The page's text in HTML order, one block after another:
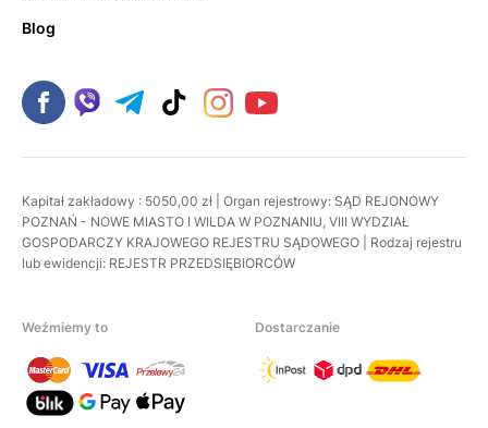
Blog
Kapitał zakładowy : 5050,00 zł | Organ rejestrowy: SĄD REJONOWY
POZNAŃ - NOWE MIASTO I WILDA W POZNANIU, VIII WYDZIAŁ
GOSPODARCZY KRAJOWEGO REJESTRU SĄDOWEGO | Rodzaj rejestru
lub ewidencji: REJESTR PRZEDSIĘBIORCÓW
Weźmiemy to Dostarczanie